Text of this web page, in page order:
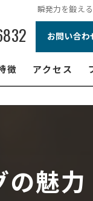
瞬発力を鍛え
お問い合わ
徴
グ
ネス
アクセス
魅力